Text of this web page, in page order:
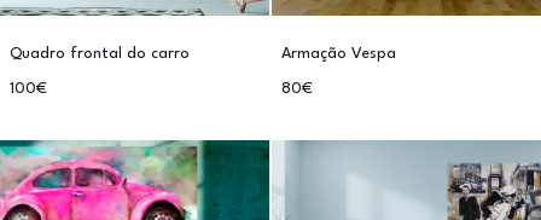
Quadro frontal do carro
100€
Armação Vespa
80€